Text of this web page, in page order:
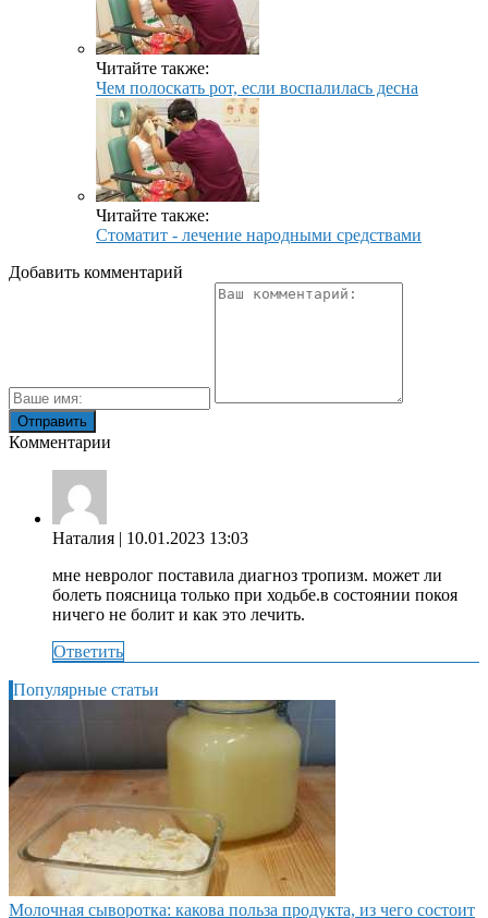
Читайте также:
Чем полоскать рот, если воспалилась десна
Читайте также:
Стоматит - лечение народными средствами
Добавить комментарий
Комментарии
Наталия | 10.01.2023 13:03
мне невролог поставила диагноз тропизм. может ли
болеть поясница только при ходьбе.в состоянии покоя
ничего не болит и как это лечить.
Ответить
Популярные статьи
Молочная сыворотка: какова польза продукта, из чего состоит